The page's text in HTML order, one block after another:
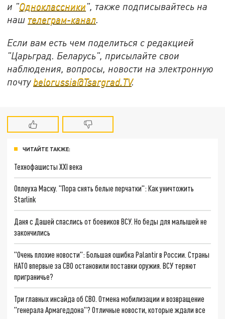
и "Одноклассники", также подписывайтесь на
наш телеграм-канал.
Если вам есть чем поделиться с редакцией
"Царьград. Беларусь", присылайте свои
наблюдения, вопросы, новости на электронную
почту belorussia@Tsargrad.TV.
ЧИТАЙТЕ ТАКЖЕ:
Технофашисты XXI века
Оплеуха Маску. "Пора снять белые перчатки": Как уничтожить
Starlink
Даня с Дашей спаслись от боевиков ВСУ. Но беды для малышей не
закончились
"Очень плохие новости": Большая ошибка Palantir в России. Страны
НАТО впервые за СВО остановили поставки оружия. ВСУ теряют
приграничье?
Три главных инсайда об СВО. Отмена мобилизации и возвращение
"генерала Армагеддона"? Отличные новости, которые ждали все